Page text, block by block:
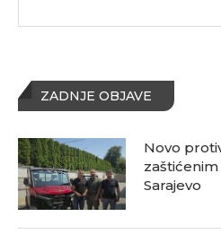
ZADNJE OBJAVE
Novo
Sarajevo